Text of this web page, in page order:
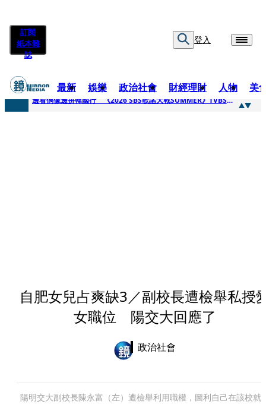
訂閱
紙本雜
誌
登入
最新 娛樂 政治社會 財經理財 人物 美
快訊
邊看偶像邊拚韓國行 《2026 SBS歌謠大戰SUMMER》TVBS直播祭追星福利
自肥女兒占爽缺3／副校長遭檢舉私授
女職位 陽交大回應了
政治社會
陽明交大副校長陳永富（左）遭檢舉利用職權，圖利自己在該校就